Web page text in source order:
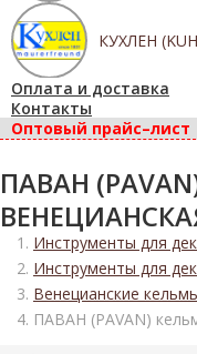
КУХЛЕН
Оплата и доставка
Контакты
Оптовый прайс–лист
ПАВАН
Инструменты для
Инструменты для
Венецианские
ПАВАН (PAVAN)